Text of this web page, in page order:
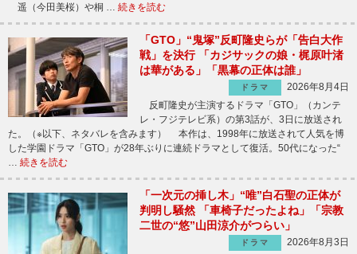
遥（今田美桜）や桐 … 続きを読む
「GTO」“鬼塚”反町隆史らが「告白大作
戦」を決行 「カジサックの娘・梶原叶渚
は華がある」「黒幕の正体は誰」
ドラマ
2026年8月4日
反町隆史が主演するドラマ「GTO」（カンテ
レ・フジテレビ系）の第3話が、3日に放送され
た。（※以下、ネタバレを含みます） 本作は、1998年に放送されて人気を博
した学園ドラマ「GTO」が28年ぶりに連続ドラマとして復活。50代になった“
… 続きを読む
「一次元の挿し木」“唯”白石聖の正体が
判明し騒然 「車椅子だったよね」「宗教
二世の“悠”山田涼介がつらい」
ドラマ
2026年8月3日